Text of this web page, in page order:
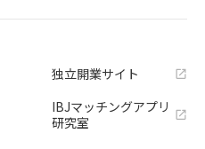
独立開業サイト
IBJマッチングアプリ
研究室